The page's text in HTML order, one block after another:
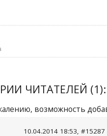
ЧИТАТЕЛЕЙ (1):
возможность
10.04.2014 18:53, #15287